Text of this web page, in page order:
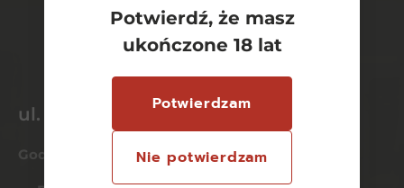
Potwierdź, że masz
ukończone 18 lat
Potwierdzam
Nie potwierdzam
ul. Bytowska 106
Godziny otwarcia